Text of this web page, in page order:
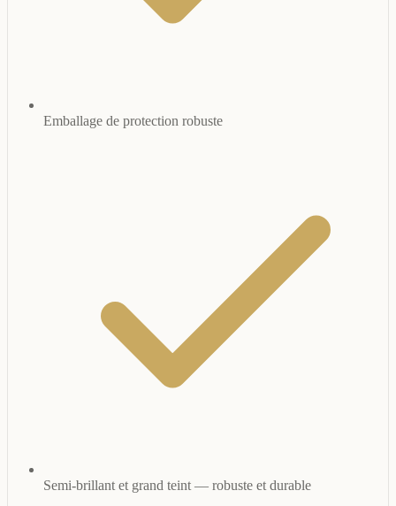
Emballage de protection robuste
Semi-brillant et grand teint — robuste et durable